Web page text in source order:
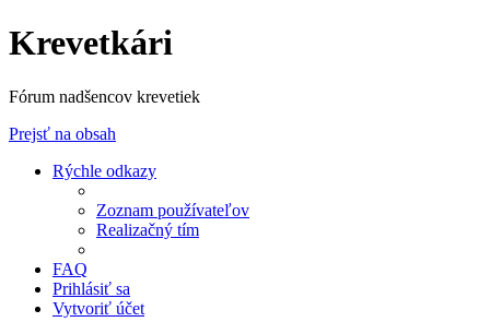
Krevetkári
Fórum nadšencov krevetiek
Prejsť na obsah
Rýchle odkazy
Zoznam používateľov
Realizačný tím
FAQ
Prihlásiť sa
Vytvoriť účet